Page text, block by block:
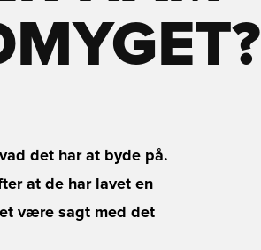
det har at byde på.
at de har lavet en
være sagt med det